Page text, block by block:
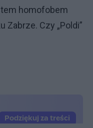
homofobem
Zabrze. Czy „Poldi”